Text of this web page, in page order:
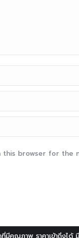
this browser for the
คุณภาพ ราคาเข้าถึงได้